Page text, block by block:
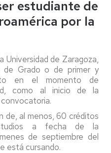
estudiante de
por la
Universidad de Zaragoza,
de Grado o de primer y
en el momento de
como al inicio de la
de, al menos, 60 créditos
a fecha de la
de septiembre del
está cursando.